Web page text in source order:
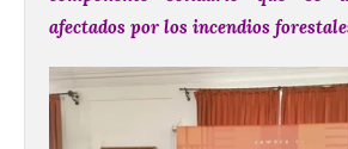
afectados por los incendios